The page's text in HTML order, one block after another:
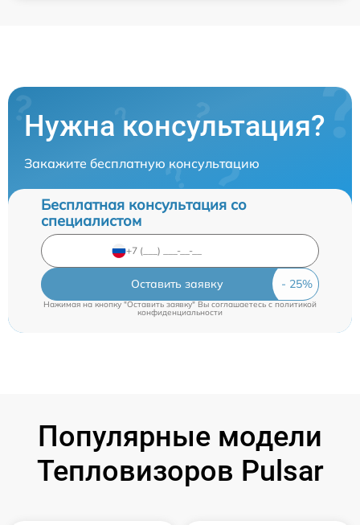
Нужна консультация?
Закажите бесплатную консультацию
Бесплатная консультация со
специалистом
Оставить заявку
Нажимая на кнопку "Оставить заявку" Вы соглашаетесь cполитикой
конфиденциальности
Популярные модели
Тепловизоров Pulsar